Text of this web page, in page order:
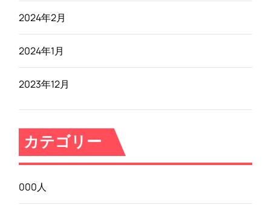
2024年2月
2024年1月
2023年12月
カテゴリー
000人